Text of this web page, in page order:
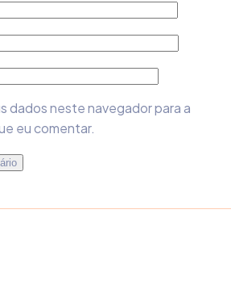
dados neste navegador para a
eu comentar.